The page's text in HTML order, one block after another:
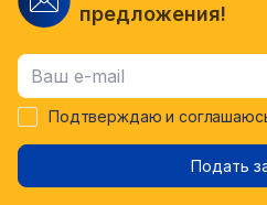
предложения!
Подтверждаю и
Подать